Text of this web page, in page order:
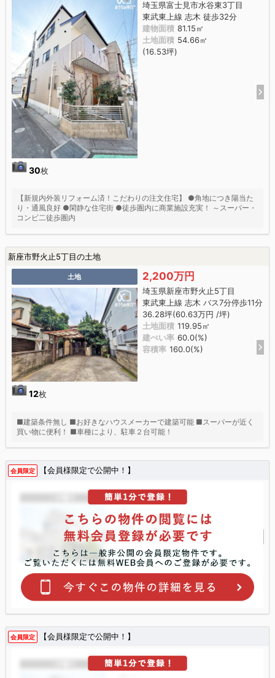
30枚
埼玉県富士見市水谷東3丁目
東武東上線 志木 徒歩32分
建物面積 81.15㎡
土地面積 54.66㎡
(16.53坪)
【新規内外装リフォーム済！こだわりの注文住宅】 ●角地につき陽当た
り・通風良好 ●閑静な住宅街 ●徒歩圏内に商業施設充実！ ～スーパー・
コンビ二徒歩圏内
新座市野火止5丁目の土地
土地
12枚
2,200万円
埼玉県新座市野火止5丁目
東武東上線 志木 バス7分停歩11分
36.28坪(60.63万円 /坪)
土地面積 119.95㎡
建ぺい率 60.0(%)
容積率 160.0(%)
■建築条件無し ■お好きなハウスメーカーで建築可能 ■スーパーが近く
買い物に便利！ ■車種により、駐車２台可能！
会員限定 【会員様限定で公開中！】
会員限定 【会員様限定で公開中！】